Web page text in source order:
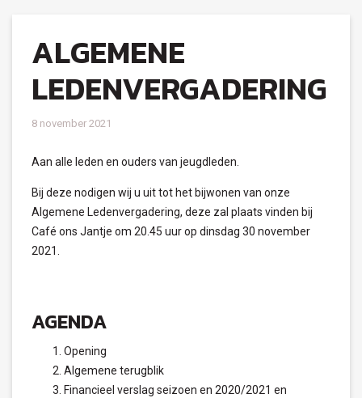
ALGEMENE
LEDENVERGADERING
8 november 2021
Aan alle leden en ouders van jeugdleden.
Bij deze nodigen wij u uit tot het bijwonen van onze
Algemene Ledenvergadering, deze zal plaats vinden bij
Café ons Jantje om 20.45 uur op dinsdag 30 november
2021.
AGENDA
Opening
Algemene terugblik
Financieel verslag seizoen en 2020/2021 en